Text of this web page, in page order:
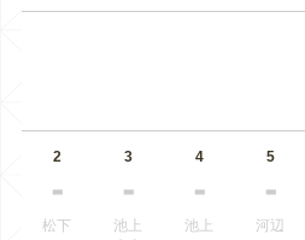
2
松下
3
池上
4
池上
5
河辺